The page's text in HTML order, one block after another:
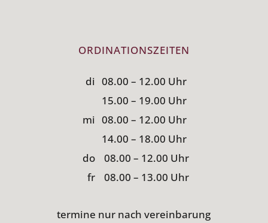
ORDINATIONSZEITEN
di 08.00 – 12.00 Uhr
15.00 – 19.00 Uhr
mi 08.00 – 12.00 Uhr
14.00 – 18.00 Uhr
do
08.00 – 12.00 Uhr
fr
08.00 – 13.00 Uhr
termine nur nach vereinbarung